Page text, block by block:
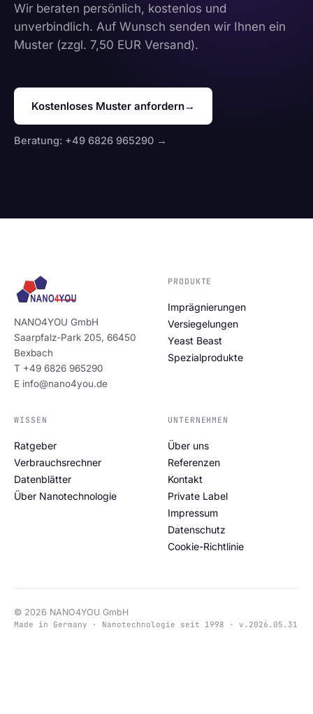
Wir beraten persönlich, kostenlos und
unverbindlich. Auf Wunsch senden wir Ihnen ein
Muster (zzgl. 7,50 EUR Versand).
Kostenloses Muster anfordern→
Beratung: +49 6826 965290 →
NANO4YOU GmbH
Saarpfalz-Park 205, 66450
Bexbach
T +49 6826 965290
E info@nano4you.de
PRODUKTE
Imprägnierungen
Versiegelungen
Yeast Beast
Spezialprodukte
WISSEN
Ratgeber
Verbrauchsrechner
Datenblätter
Über Nanotechnologie
UNTERNEHMEN
Über uns
Referenzen
Kontakt
Private Label
Impressum
Datenschutz
Cookie-Richtlinie
© 2026 NANO4YOU GmbH
Made in Germany · Nanotechnologie seit 1998 · v.2026.05.31